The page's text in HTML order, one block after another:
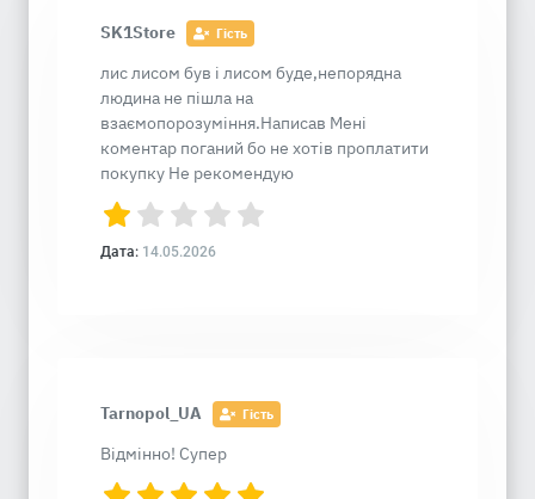
SK1Store Гість
лис лисом був і лисом буде,непорядна
людина не пішла на
взаємопорозуміння.Написав Мені
коментар поганий бо не хотів проплатити
покупку Не рекомендую
Дата: 14.05.2026
Tarnopol_UA Гість
Відмінно! Супер